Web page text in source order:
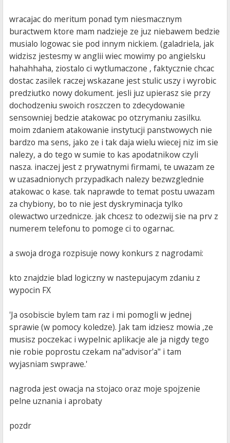
wracajac do meritum ponad tym niesmacznym
buractwem ktore mam nadzieje ze juz niebawem bedzie
musialo logowac sie pod innym nickiem. (galadriela, jak
widzisz jestesmy w anglii wiec mowimy po angielsku
hahahhaha, ziostalo ci wytlumaczone , faktycznie chcac
dostac zasilek raczej wskazane jest stulic uszy i wyrobic
predziutko nowy dokument. jesli juz upierasz sie przy
dochodzeniu swoich roszczen to zdecydowanie
sensowniej bedzie atakowac po otzrymaniu zasilku.
moim zdaniem atakowanie instytucji panstwowych nie
bardzo ma sens, jako ze i tak daja wielu wiecej niz im sie
nalezy, a do tego w sumie to kas apodatnikow czyli
nasza. inaczej jest z prywatnymi firmami, te uwazam ze
w uzasadnionych przypadkach nalezy bezwzglednie
atakowac o kase. tak naprawde to temat postu uwazam
za chybiony, bo to nie jest dyskryminacja tylko
olewactwo urzednicze. jak chcesz to odezwij sie na prv z
numerem telefonu to pomoge ci to ogarnac.
a swoja droga rozpisuje nowy konkurs z nagrodami:
kto znajdzie blad logiczny w nastepujacym zdaniu z
wypocin FX
'Ja osobiscie bylem tam raz i mi pomogli w jednej
sprawie (w pomocy koledze). Jak tam idziesz mowia ,ze
musisz poczekac i wypelnic aplikacje ale ja nigdy tego
nie robie poprostu czekam na"advisor'a" i tam
wyjasniam swprawe.'
nagroda jest owacja na stojaco oraz moje spojzenie
pelne uznania i aprobaty
pozdr